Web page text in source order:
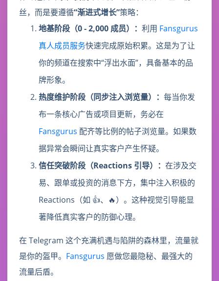
丝，而是要遵循“渐进式增长”策略：
地基阶段（0 - 2,000 成员）： 利用 Fansgurus
真人成员服务快速完成原始积累。这是为了让
你的频道在搜索中“浮出水面”，具备基本的品
牌形象。
热度维护阶段（同步注入浏览量）： 每当你发
布一条核心广告或项目更新，务必在
Fansgurus 配齐等比例的帖子浏览量。如果数
据异常会瞬间让真实客户产生怀疑。
信任突破阶段（Reactions 引导）： 在涉及交
易、跟单或投资的消息下方，集中注入积极的
Reactions（如 👍、🔥）。这种视觉引导能显
著降低真实客户的防御心理。
在 Telegram 这个充满机遇与陷阱的森林里，流量就
是你的盔甲。 Fansgurus 愿做您最隐秘、最强大的
流量后盾。